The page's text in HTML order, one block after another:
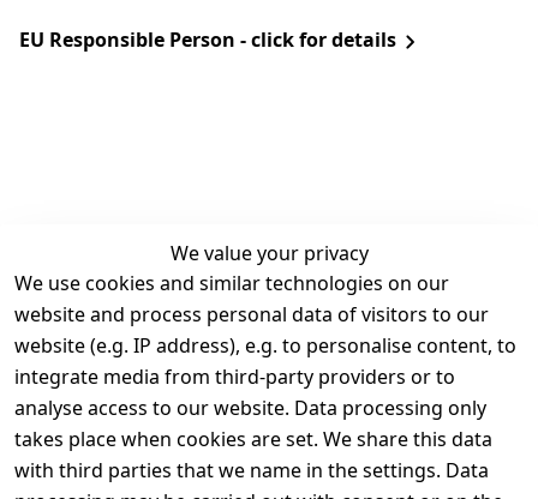
EU Responsible Person - click for details
We value your privacy
We use cookies and similar technologies on our
website and process personal data of visitors to our
website (e.g. IP address), e.g. to personalise content, to
integrate media from third-party providers or to
analyse access to our website. Data processing only
takes place when cookies are set. We share this data
with third parties that we name in the settings. Data
Legal
Terms and
Conditions
Legal
disclosure
Privacy Policy
Contact
Register